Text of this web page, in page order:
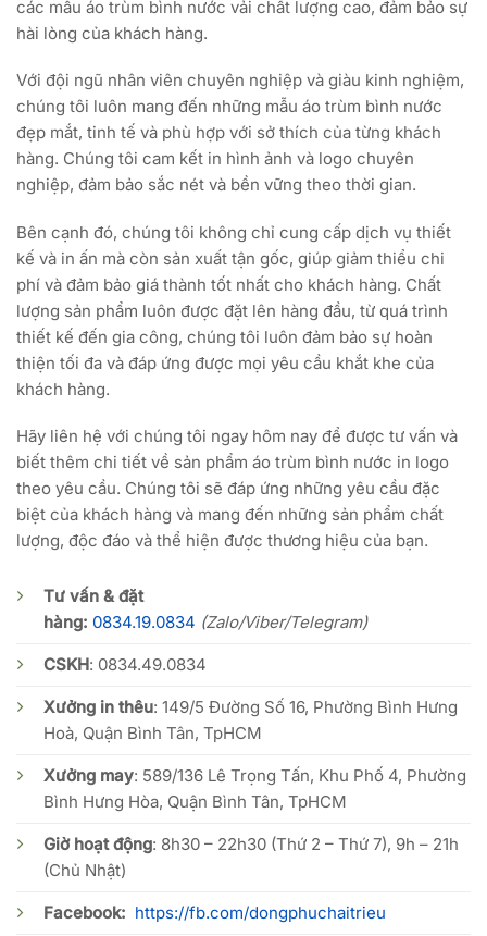
các mẫu áo trùm bình nước vải chất lượng cao, đảm bảo sự
hài lòng của khách hàng.
Với đội ngũ nhân viên chuyên nghiệp và giàu kinh nghiệm,
chúng tôi luôn mang đến những mẫu áo trùm bình nước
đẹp mắt, tinh tế và phù hợp với sở thích của từng khách
hàng. Chúng tôi cam kết in hình ảnh và logo chuyên
nghiệp, đảm bảo sắc nét và bền vững theo thời gian.
Bên cạnh đó, chúng tôi không chỉ cung cấp dịch vụ thiết
kế và in ấn mà còn sản xuất tận gốc, giúp giảm thiểu chi
phí và đảm bảo giá thành tốt nhất cho khách hàng. Chất
lượng sản phẩm luôn được đặt lên hàng đầu, từ quá trình
thiết kế đến gia công, chúng tôi luôn đảm bảo sự hoàn
thiện tối đa và đáp ứng được mọi yêu cầu khắt khe của
khách hàng.
Hãy liên hệ với chúng tôi ngay hôm nay để được tư vấn và
biết thêm chi tiết về sản phẩm áo trùm bình nước in logo
theo yêu cầu. Chúng tôi sẽ đáp ứng những yêu cầu đặc
biệt của khách hàng và mang đến những sản phẩm chất
lượng, độc đáo và thể hiện được thương hiệu của bạn.
Tư vấn & đặt
hàng: 0834.19.0834 (Zalo/Viber/Telegram)
CSKH: 0834.49.0834
Xưởng in thêu: 149/5 Đường Số 16, Phường Bình Hưng
Hoà, Quận Bình Tân, TpHCM
Xưởng may: 589/136 Lê Trọng Tấn, Khu Phố 4, Phường
Bình Hưng Hòa, Quận Bình Tân, TpHCM
Giờ hoạt động: 8h30 – 22h30 (Thứ 2 – Thứ 7), 9h – 21h
(Chủ Nhật)
Facebook: https://fb.com/dongphuchaitrieu